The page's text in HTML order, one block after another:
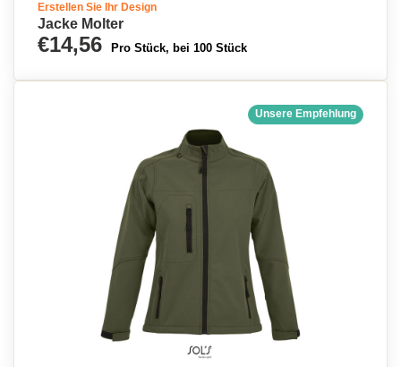
Erstellen Sie Ihr Design
Jacke Molter
€14,56 Pro Stück, bei 100 Stück
Unsere Empfehlung